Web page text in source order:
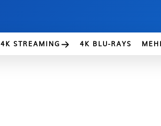
4K STREAMING 4K BLU-RAYS